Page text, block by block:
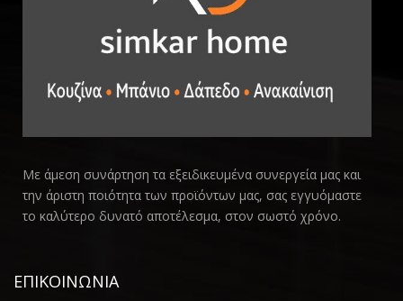
Με άμεση συνάρτηση τα εξειδικευμένα συνεργεία μας και
την άριστη ποιότητα των προϊόντων μας, σας εγγυόμαστε
το καλύτερο δυνατό αποτέλεσμα, στον σωστό χρόνο.
ΕΠΙΚΟΙΝΩΝΙΑ